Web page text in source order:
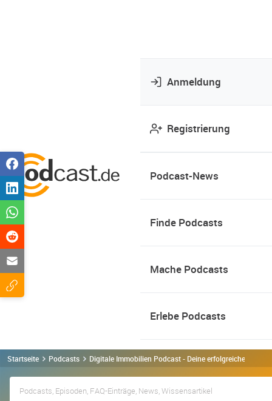
Anmeldung
Registrierung
Podcast-News
Finde Podcasts
Mache Podcasts
Erlebe Podcasts
Startseite Podcasts Digitale Immobilien Podcast - Deine erfolgreiche